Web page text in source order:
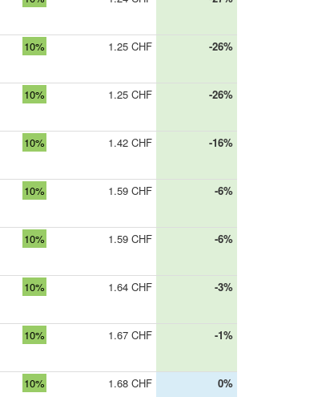
10% 1.25 CHF -26%
10% 1.25 CHF -26%
10% 1.42 CHF -16%
10% 1.59 CHF -6%
10% 1.59 CHF -6%
10% 1.64 CHF -3%
10% 1.67 CHF -1%
10% 1.68 CHF 0%